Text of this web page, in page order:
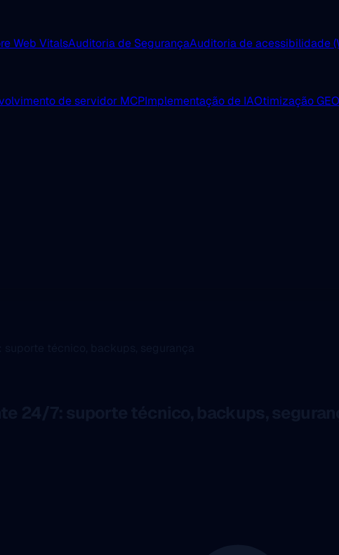
Web VitalsAuditoria de SegurançaAuditoria de acessibilidade
de servidor MCPImplementação de IAOtimização